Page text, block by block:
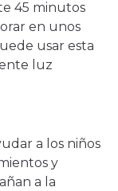
45 minutos
en unos
usar esta
luz
a los niños
y
a la